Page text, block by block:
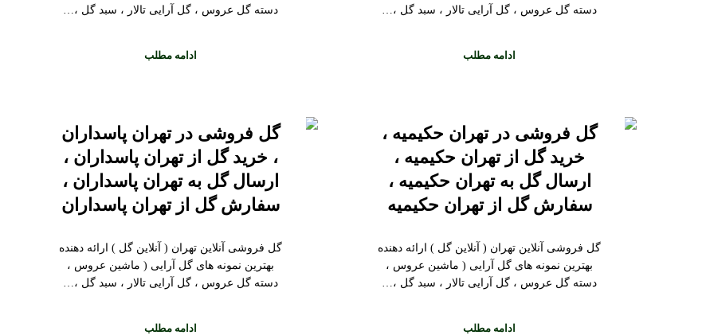
دسته گل عروس ، گل آرایی تالار ، سبد گل ،…
ادامه مطلب
دسته گل عروس ، گل آرایی تالار ، سبد گل ،…
ادامه مطلب
گل فروشی در تهران حکیمیه ،
خرید گل از تهران حکیمیه ،
ارسال گل به تهران حکیمیه ،
سفارش گل از تهران حکیمیه
گل فروشی آنلاین تهران ( آنلاین گل ) ارائه دهنده
بهترین نمونه های گل آرایی ( ماشین عروس ،
دسته گل عروس ، گل آرایی تالار ، سبد گل ،…
ادامه مطلب
گل فروشی در تهران پاسداران
، خرید گل از تهران پاسداران ،
ارسال گل به تهران پاسداران ،
سفارش گل از تهران پاسداران
گل فروشی آنلاین تهران ( آنلاین گل ) ارائه دهنده
بهترین نمونه های گل آرایی ( ماشین عروس ،
دسته گل عروس ، گل آرایی تالار ، سبد گل ،…
ادامه مطلب